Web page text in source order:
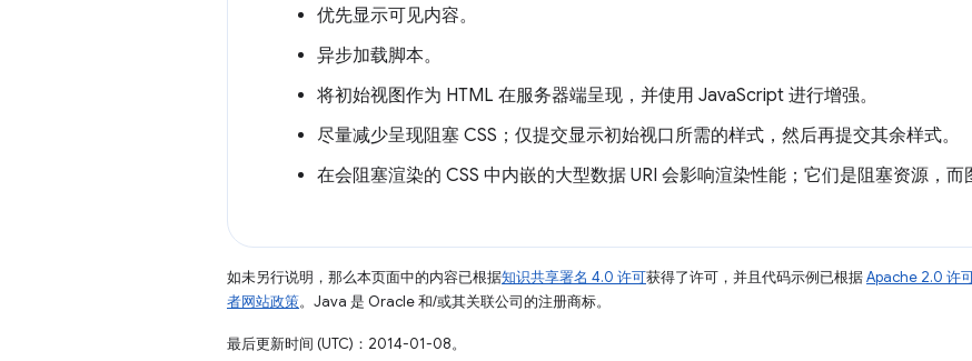
优先显示可见内容。
异步加载脚本。
将初始视图作为 HTML 在服务器端呈现，并使用 JavaScript 进行增强。
尽量减少呈现阻塞 CSS；仅提交显示初始视口所需的样式，然后再提交其余样式。
在会阻塞渲染的 CSS 中内嵌的大型数据 URI 会影响渲染性能；它们是阻塞资源，而
如未另行说明，那么本页面中的内容已根据知识共享署名 4.0 许可获得了许可，并且代码示例已根据Apache 2.0 许
者网站政策。Java 是 Oracle 和/或其关联公司的注册商标。
最后更新时间 (UTC)：2014-01-08。